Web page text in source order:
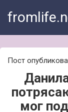
Пост
мог